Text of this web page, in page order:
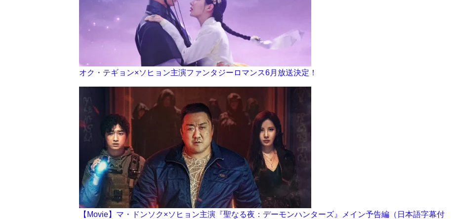
オク・テギョン×ソヒョン主演ファンタジーロマンス6月放送決定！
【Movie】マ・ドンソク×ソヒョン主演『聖なる夜：デーモンハンターズ』メイン予告編（日本語字幕付